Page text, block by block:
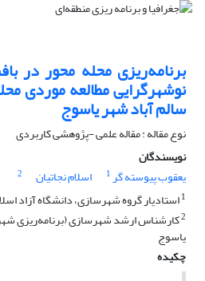
برنامه‌ریزی محله محور در
نوشهرگرایی مطالعه موردی
سالم آباد شهر یاسوج
نوع مقاله : مقاله علمی -پژوهشی کاربردی
نویسندگان
یعقوب پیوسته گر1 اسلام نجاتیان
2
1استادیار گروه شهرسازی، دانشگاه آزاد
2کارشناس ارشد شهرسازی (برنامه‌ریزی
یاسوج
چکیده